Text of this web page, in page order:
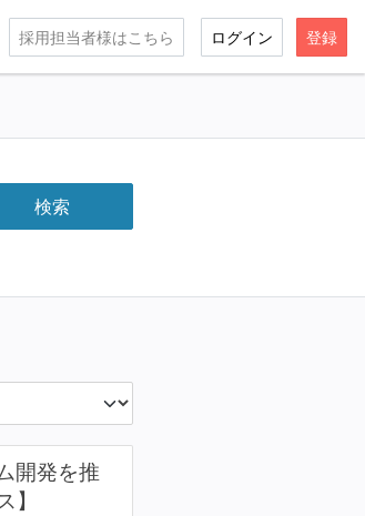
採用担当者様はこちら ログイン 登録
開発を推